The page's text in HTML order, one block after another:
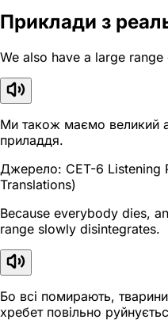
Приклади з
We also have a large
Ми також маємо великий
приладдя.
Джерело: CET-6 Listening
Translations)
Because everybody dies,
range slowly disintegrates.
Бо всі помирають,
хребет повільно